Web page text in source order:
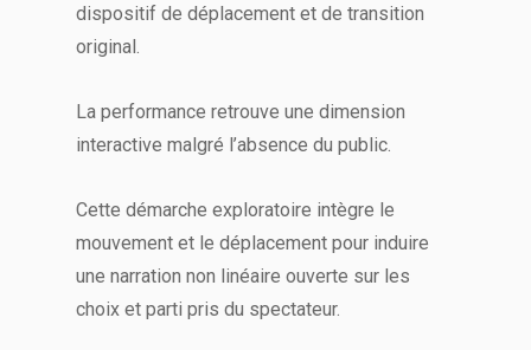
dispositif de déplacement et de transition
original.
La performance retrouve une dimension
interactive malgré l’absence du public.
Cette démarche exploratoire intègre le
mouvement et le déplacement pour induire
une narration non linéaire ouverte sur les
choix et parti pris du spectateur.